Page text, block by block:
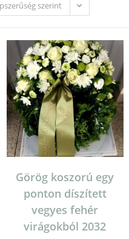
szerint
Görög koszorú egy
ponton díszített
vegyes fehér
virágokból 2032